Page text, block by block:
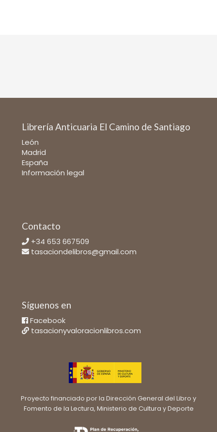
Librería Anticuaria El Camino de Santiago
León
Madrid
España
Información legal
Contacto
+34 653 667509
tasaciondelibros@gmail.com
Síguenos en
Facebook
tasacionyvaloracionlibros.com
Proyecto financiado por la Dirección General del Libro y
Fomento de la Lectura, Ministerio de Cultura y Deporte